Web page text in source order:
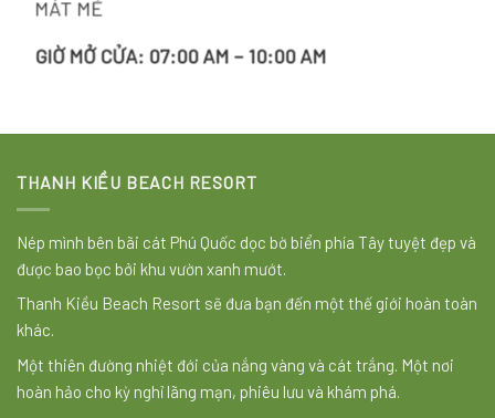
MÁT MẺ
GIỜ MỞ CỬA: 07:00 AM – 10:00 AM
THANH KIỀU BEACH RESORT
Nép mình bên bãi cát Phú Quốc dọc bờ biển phía Tây tuyệt đẹp và
được bao bọc bởi khu vườn xanh mướt.
Thanh Kiều Beach Resort sẽ đưa bạn đến một thế giới hoàn toàn
khác.
Một thiên đường nhiệt đới của nắng vàng và cát trắng. Một nơi
hoàn hảo cho kỳ nghỉ lãng mạn, phiêu lưu và khám phá.